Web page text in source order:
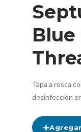
Tapa a rosca
desinfección